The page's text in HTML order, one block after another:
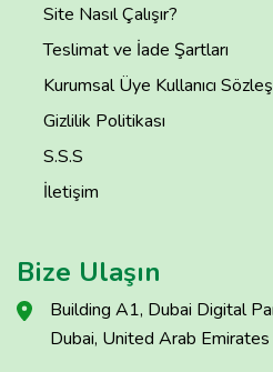
Site Nasıl Çalışır?
Teslimat ve İade Şartları
Kurumsal Üye Kullanıcı
Gizlilik Politikası
S.S.S
İletişim
Bize Ulaşın
Building A1, Dubai Digital
Dubai, United Arab Emirates